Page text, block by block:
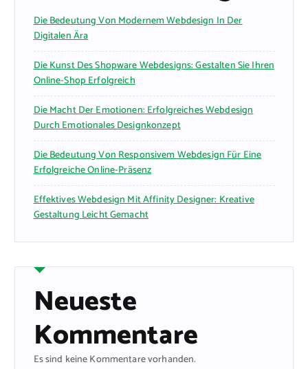
Die Bedeutung Von Modernem Webdesign In Der
Digitalen Ära
Die Kunst Des Shopware Webdesigns: Gestalten Sie Ihren
Online-Shop Erfolgreich
Die Macht Der Emotionen: Erfolgreiches Webdesign
Durch Emotionales Designkonzept
Die Bedeutung Von Responsivem Webdesign Für Eine
Erfolgreiche Online-Präsenz
Effektives Webdesign Mit Affinity Designer: Kreative
Gestaltung Leicht Gemacht
Neueste
Kommentare
Es sind keine Kommentare vorhanden.